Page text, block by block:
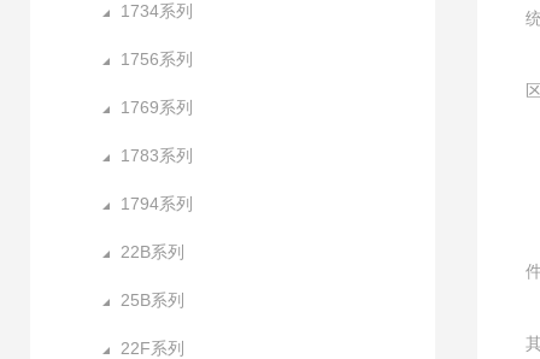
1734系列
1756系列
1769系列
1783系列
1794系列
22B系列
25B系列
22F系列